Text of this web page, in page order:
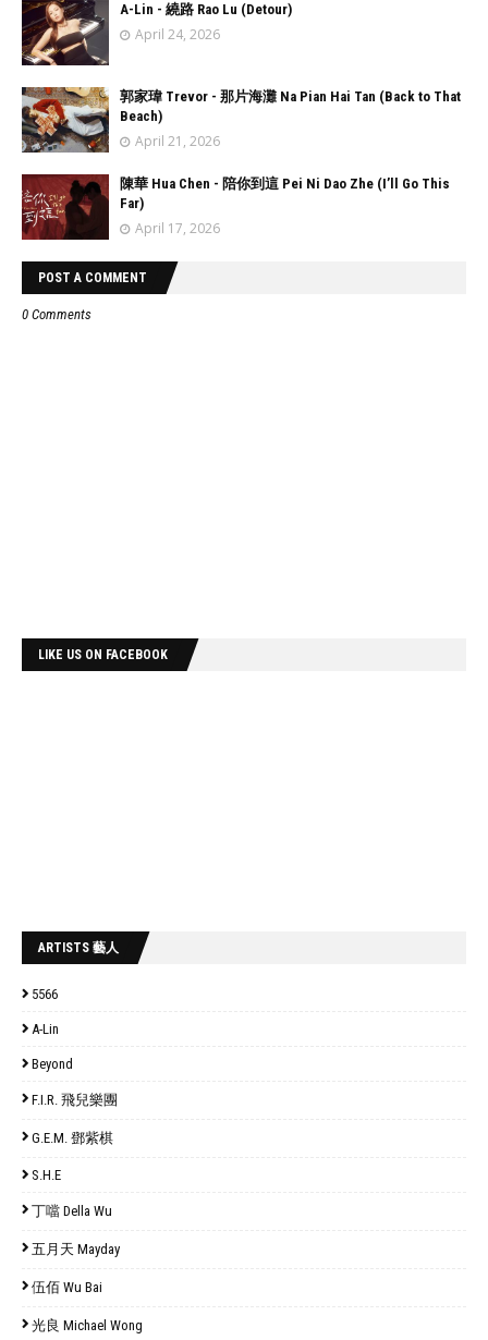
A-Lin - 繞路 Rao Lu (Detour)
April 24, 2026
郭家瑋 Trevor - 那片海灘 Na Pian Hai Tan (Back to That
Beach)
April 21, 2026
陳華 Hua Chen - 陪你到這 Pei Ni Dao Zhe (I’ll Go This
Far)
April 17, 2026
POST A COMMENT
0 Comments
LIKE US ON FACEBOOK
ARTISTS 藝人
5566
A-Lin
Beyond
F.I.R. 飛兒樂團
G.E.M. 鄧紫棋
S.H.E
丁噹 Della Wu
五月天 Mayday
伍佰 Wu Bai
光良 Michael Wong